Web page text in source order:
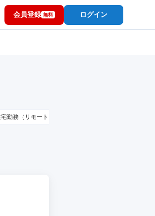
会員登録 無料 ログイン
勤務（リモートワーク）OK